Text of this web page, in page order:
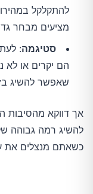
להתקלקל
מציעים מבחר
סטיגמה:
הם יקרים או לא
שאפשר להשיג
אך דווקא מהסיבות
להשיג רמה גבוהה
כשאתם מנצלים את